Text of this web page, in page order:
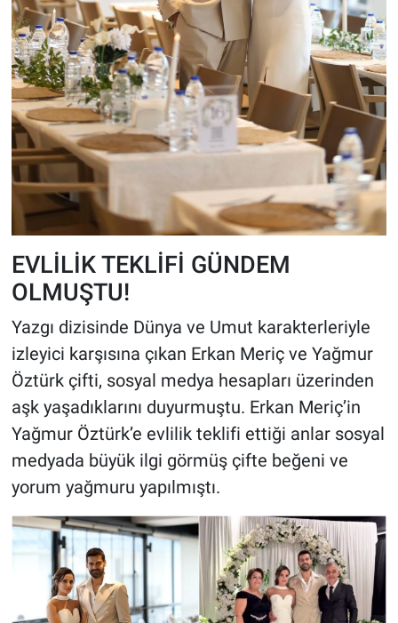
EVLİLİK TEKLİFİ GÜNDEM
OLMUŞTU!
Yazgı dizisinde Dünya ve Umut karakterleriyle
izleyici karşısına çıkan Erkan Meriç ve Yağmur
Öztürk çifti, sosyal medya hesapları üzerinden
aşk yaşadıklarını duyurmuştu. Erkan Meriç’in
Yağmur Öztürk’e evlilik teklifi ettiği anlar sosyal
medyada büyük ilgi görmüş çifte beğeni ve
yorum yağmuru yapılmıştı.